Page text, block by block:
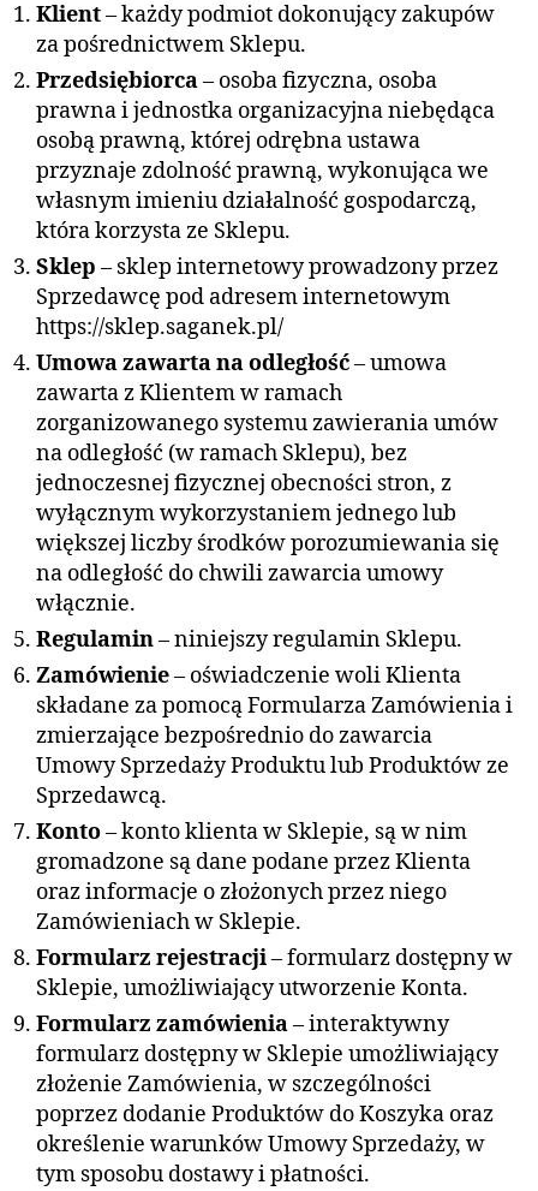
Klient– każdy podmiot dokonujący zakupów
za pośrednictwem Sklepu.
Przedsiębiorca– osoba fizyczna, osoba
prawna i jednostka organizacyjna niebędąca
osobą prawną, której odrębna ustawa
przyznaje zdolność prawną, wykonująca we
własnym imieniu działalność gospodarczą,
która korzysta ze Sklepu.
Sklep – sklep internetowy prowadzony przez
Sprzedawcę pod adresem internetowym
https://sklep.saganek.pl/
Umowa zawarta na odległość– umowa
zawarta z Klientem w ramach
zorganizowanego systemu zawierania umów
na odległość (w ramach Sklepu), bez
jednoczesnej fizycznej obecności stron, z
wyłącznym wykorzystaniem jednego lub
większej liczby środków porozumiewania się
na odległość do chwili zawarcia umowy
włącznie.
Regulamin– niniejszy regulamin Sklepu.
Zamówienie– oświadczenie woli Klienta
składane za pomocą Formularza Zamówienia i
zmierzające bezpośrednio do zawarcia
Umowy Sprzedaży Produktu lub Produktów ze
Sprzedawcą.
Konto– konto klienta w Sklepie, są w nim
gromadzone są dane podane przez Klienta
oraz informacje o złożonych przez niego
Zamówieniach w Sklepie.
Formularz rejestracji– formularz dostępny w
Sklepie, umożliwiający utworzenie Konta.
Formularz zamówienia– interaktywny
formularz dostępny w Sklepie umożliwiający
złożenie Zamówienia, w szczególności
poprzez dodanie Produktów do Koszyka oraz
określenie warunków Umowy Sprzedaży, w
tym sposobu dostawy i płatności.